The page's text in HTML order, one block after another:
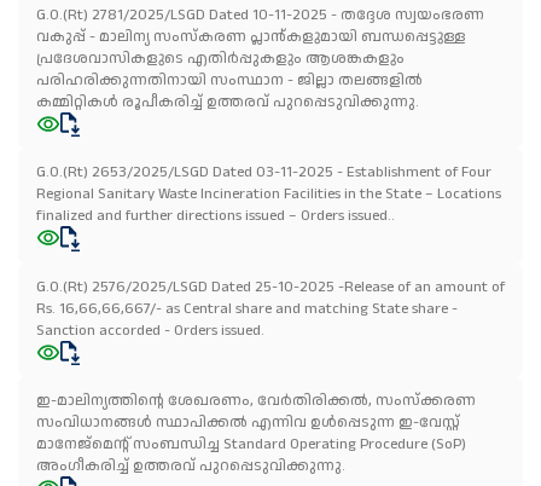
G.O.(Rt) 2781/2025/LSGD Dated 10-11-2025 - തദ്ദേശ സ്വയംഭരണ
വകുപ്പ് - മാലിന്യ സംസ്കരണ പ്ലാൻ്കളുമായി ബന്ധപ്പെട്ടുള്ള
പ്രദേശവാസികളുടെ എതിർപ്പുകളും ആശങ്കകളും
പരിഹരിക്കുന്നതിനായി സംസ്ഥാന - ജില്ലാ തലങ്ങളിൽ
കമ്മിറ്റികൾ രൂപീകരിച്ച് ഉത്തരവ് പുറപ്പെടുവിക്കുന്നു.
G.O.(Rt) 2653/2025/LSGD Dated 03-11-2025 - Establishment of Four
Regional Sanitary Waste Incineration Facilities in the State – Locations
finalized and further directions issued – Orders issued..
G.O.(Rt) 2576/2025/LSGD Dated 25-10-2025 -Release of an amount of
Rs. 16,66,66,667/- as Central share and matching State share -
Sanction accorded - Orders issued.
ഇ-മാലിന്യത്തിൻ്റെ ശേഖരണം, വേർതിരിക്കൽ, സംസ്ക്കരണ
സംവിധാനങ്ങൾ സ്ഥാപിക്കൽ എന്നിവ ഉൾപ്പെടുന്ന ഇ-വേസ്റ്റ്
മാനേജ്മെന്റ് സംബന്ധിച്ച Standard Operating Procedure (SoP)
അംഗീകരിച്ച് ഉത്തരവ് പുറപ്പെടുവിക്കുന്നു.